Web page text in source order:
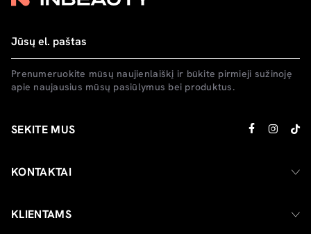
Prenumeruokite mūsų naujienlaiškį ir būkite pirmieji sužinoję
apie naujausius mūsų pasiūlymus bei produktus.
SEKITE MUS
KONTAKTAI
KLIENTAMS